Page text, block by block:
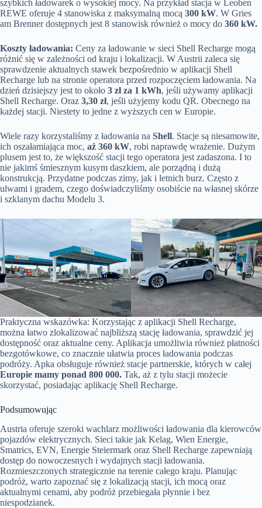
szybkich ładowarek o wysokiej mocy. Na przykład stacja w Leoben
REWE oferuje 4 stanowiska z maksymalną mocą 300 kW. W Gries
am Brenner dostępnych jest 8 stanowisk również o mocy do 360 kW.
Koszty ładowania: Ceny za ładowanie w sieci Shell Recharge mogą
różnić się w zależności od kraju i lokalizacji. W Austrii zaleca się
sprawdzenie aktualnych stawek bezpośrednio w aplikacji Shell
Recharge lub na stronie operatora przed rozpoczęciem ładowania. Na
dzień dzisiejszy jest to około 3 zł za 1 kWh, jeśli używamy aplikacji
Shell Recharge. Oraz 3,30 zł, jeśli użyjemy kodu QR. Obecnego na
każdej stacji. Niestety to jedne z wyższych cen w Europie.
Wiele razy korzystaliśmy z ładowania na Shell. Stacje są niesamowite,
ich oszałamiająca moc, aż 360 kW, robi naprawdę wrażenie. Dużym
plusem jest to, że większość stacji tego operatora jest zadaszona. I to
nie jakimś śmiesznym kusym daszkiem, ale porządną i dużą
konstrukcją. Przydatne podczas zimy, jak i letnich burz. Często z
ulwami i gradem, czego doświadczyliśmy osobiście na własnej skórze
i szklanym dachu Modelu 3.
Praktyczna wskazówka: Korzystając z aplikacji Shell Recharge,
można łatwo zlokalizować najbliższą stację ładowania, sprawdzić jej
dostępność oraz aktualne ceny. Aplikacja umożliwia również płatności
bezgotówkowe, co znacznie ułatwia proces ładowania podczas
podróży. Apka obsługuje również stacje partnerskie, których w całej
Europie mamy ponad 800 000. Tak, aż z tylu stacji możecie
skorzystać, posiadając aplikację Shell Recharge.
Podsumowując
Austria oferuje szeroki wachlarz możliwości ładowania dla kierowców
pojazdów elektrycznych. Sieci takie jak Kelag, Wien Energie,
Smatrics, EVN, Energie Steiermark oraz Shell Recharge zapewniają
dostęp do nowoczesnych i wydajnych stacji ładowania.
Rozmieszczonych strategicznie na terenie całego kraju. Planując
podróż, warto zapoznać się z lokalizacją stacji, ich mocą oraz
aktualnymi cenami, aby podróż przebiegała płynnie i bez
niespodzianek.